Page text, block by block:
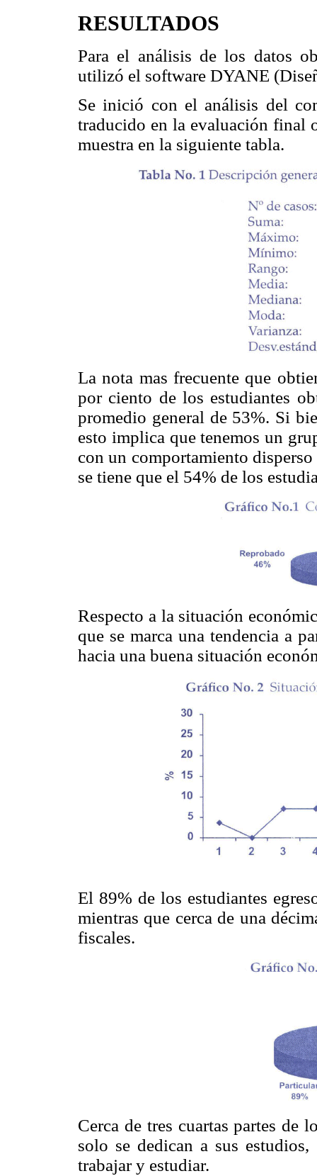
RESULTADOS
Para el análisis de los datos
utilizó el software DYANE
Se inició con el análisis del
traducido en la evaluación final
muestra en la siguiente tabla.
La nota mas frecuente que
por ciento de los estudiantes
promedio general de 53%. Si
esto implica que tenemos un
con un comportamiento
se tiene que el 54% de los
Respecto a la situación
que se marca una tendencia a
hacia una buena situación
El 89% de los estudiantes
mientras que cerca de una
fiscales.
Cerca de tres cuartas partes de
solo se dedican a sus
trabajar y estudiar.